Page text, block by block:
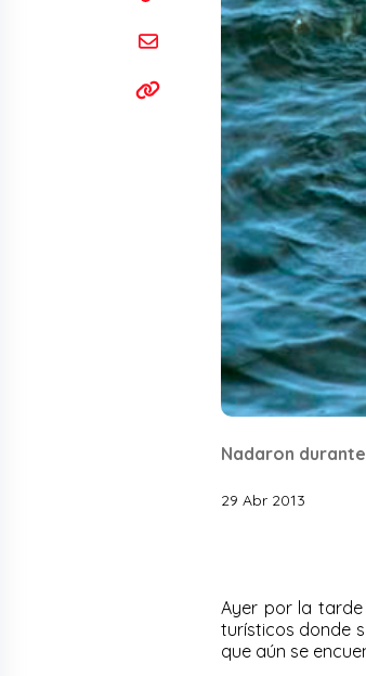
Nadaron
29 Abr 2013
Ayer por la
turísticos donde
que aún se